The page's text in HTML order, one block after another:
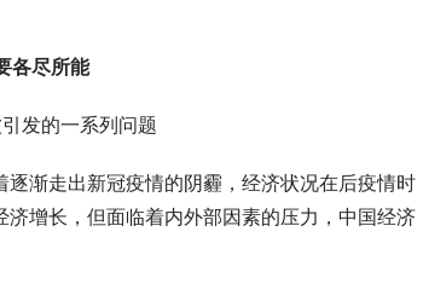
各尽所能
发的一系列问题
渐走出新冠疫情的阴霾，经济状况在后疫情时
增长，但面临着内外部因素的压力，中国经济
燕谷坊亮相